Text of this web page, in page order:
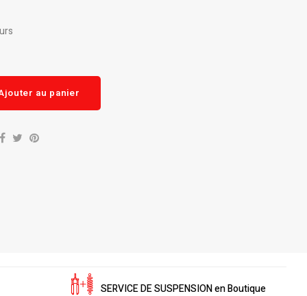
au panier
SERVICE DE SUSPENSION en Boutique